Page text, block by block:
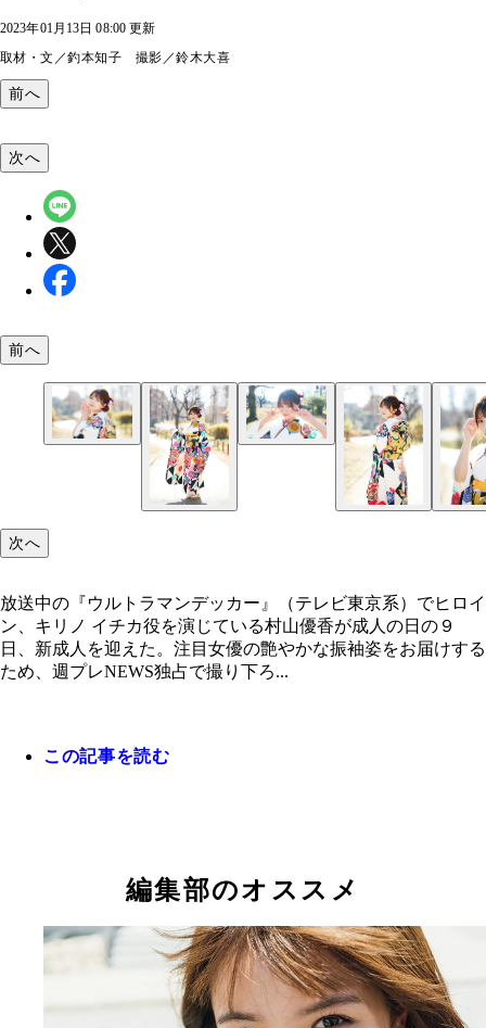
2023年01月13日 08:00 更新
取材・文／釣本知子 撮影／鈴木大喜
前へ
次へ
前へ
次へ
放送中の『ウルトラマンデッカー』（テレビ東京系）でヒロイ
ン、キリノ イチカ役を演じている村山優香が成人の日の９
日、新成人を迎えた。注目女優の艶やかな振袖姿をお届けする
ため、週プレNEWS独占で撮り下ろ...
この記事を読む
編集部のオススメ